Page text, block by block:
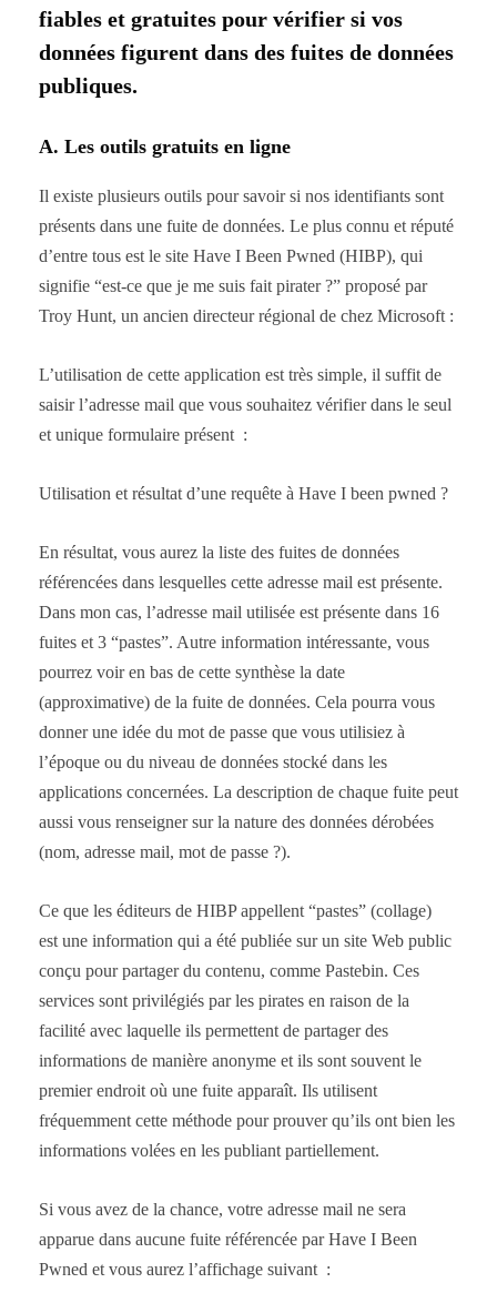
fiables et gratuites pour vérifier si vos
données figurent dans des fuites de données
publiques.
A. Les outils gratuits en ligne
Il existe plusieurs outils pour savoir si nos identifiants sont
présents dans une fuite de données. Le plus connu et réputé
d’entre tous est le site Have I Been Pwned (HIBP), qui
signifie “est-ce que je me suis fait pirater ?” proposé par
Troy Hunt, un ancien directeur régional de chez Microsoft :
L’utilisation de cette application est très simple, il suffit de
saisir l’adresse mail que vous souhaitez vérifier dans le seul
et unique formulaire présent :
Utilisation et résultat d’une requête à Have I been pwned ?
En résultat, vous aurez la liste des fuites de données
référencées dans lesquelles cette adresse mail est présente.
Dans mon cas, l’adresse mail utilisée est présente dans 16
fuites et 3 “pastes”. Autre information intéressante, vous
pourrez voir en bas de cette synthèse la date
(approximative) de la fuite de données. Cela pourra vous
donner une idée du mot de passe que vous utilisiez à
l’époque ou du niveau de données stocké dans les
applications concernées. La description de chaque fuite peut
aussi vous renseigner sur la nature des données dérobées
(nom, adresse mail, mot de passe ?).
Ce que les éditeurs de HIBP appellent “pastes” (collage)
est une information qui a été publiée sur un site Web public
conçu pour partager du contenu, comme Pastebin. Ces
services sont privilégiés par les pirates en raison de la
facilité avec laquelle ils permettent de partager des
informations de manière anonyme et ils sont souvent le
premier endroit où une fuite apparaît. Ils utilisent
fréquemment cette méthode pour prouver qu’ils ont bien les
informations volées en les publiant partiellement.
Si vous avez de la chance, votre adresse mail ne sera
apparue dans aucune fuite référencée par Have I Been
Pwned et vous aurez l’affichage suivant :